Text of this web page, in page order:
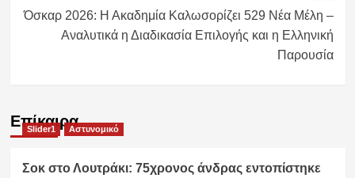
Όσκαρ 2026: Η Ακαδημία Καλωσορίζει 529 Νέα Μέλη –
Αναλυτικά η Διαδικασία Επιλογής και η Ελληνική
Παρουσία
Επίκαιρα
Slider1 Αστυνομικό
Σοκ στο Λουτράκι: 75χρονος άνδρας εντοπίστηκε